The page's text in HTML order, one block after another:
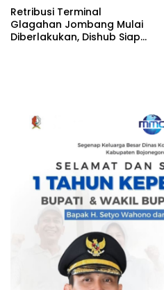
Retribusi Terminal
Glagahan Jombang Mulai
Diberlakukan, Dishub Siap